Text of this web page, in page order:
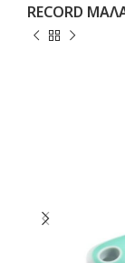
RECORD